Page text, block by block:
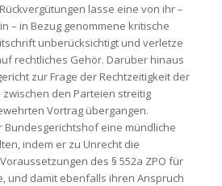
lasse eine von ihr –
– in Bezug genommene kritische
unberücksichtigt und verletze
rechtliches Gehör. Darüber hinaus
zur Frage der Rechtzeitigkeit der
den Parteien streitig
Vortrag übergangen.
Bundesgerichtshof eine mündliche
indem er zu Unrecht die
des § 552a ZPO für
und damit ebenfalls ihren Anspruch